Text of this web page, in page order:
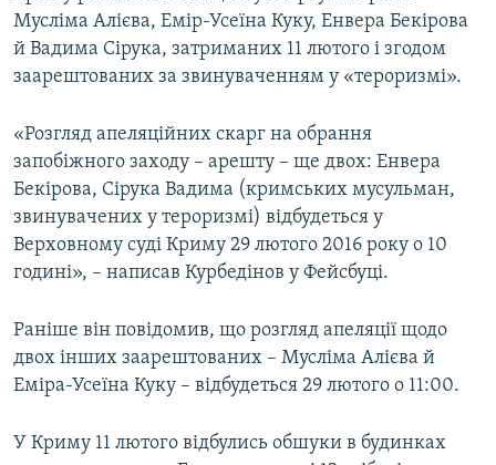
Усі сайти RFE/RL
Мусліма Алієва, Емір-Усеїна Куку, Енвера Бекірова
й Вадима Сірука, затриманих 11 лютого і згодом
заарештованих за звинуваченням у «тероризмі».
«Розгляд апеляційних скарг на обрання
запобіжного заходу – арешту – ще двох: Енвера
Бекірова, Сірука Вадима (кримських мусульман,
звинувачених у тероризмі) відбудеться у
Верховному суді Криму 29 лютого 2016 року о 10
годині», – написав Курбедінов у Фейсбуці.
Раніше він повідомив, що розгляд апеляції щодо
двох інших заарештованих – Мусліма Алієва й
Еміра-Усеїна Куку – відбудеться 29 лютого о 11:00.
У Криму 11 лютого відбулись обшуки в будинках